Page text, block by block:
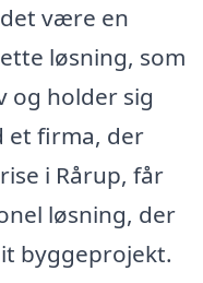
være en
løsning, som
og holder sig
et firma, der
i Rårup, får
løsning, der
byggeprojekt.